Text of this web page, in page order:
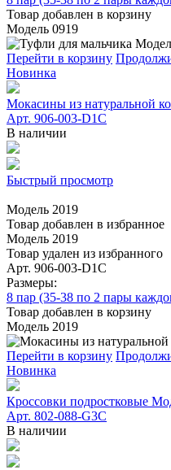
Товар добавлен в корзину
Модель 0919
Перейти в корзину
Новинка
Мокасины из натуральной
Арт. 906-003-D1С
В наличии
Быстрый просмотр
Модель 2019
Товар добавлен в избранное
Модель 2019
Товар удален из избранного
Арт. 906-003-D1С
Размеры:
8 пар (35-38 по 2 пары
Товар добавлен в корзину
Модель 2019
Перейти в корзину
Новинка
Кроссовки подростковые
Арт. 802-088-G3C
В наличии